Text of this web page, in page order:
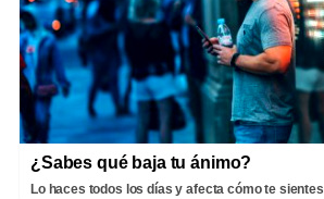
¿Sabes qué baja tu ánimo?
Lo haces todos los días y afecta cómo te sientes